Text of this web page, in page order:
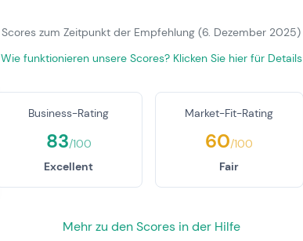
Scores zum Zeitpunkt der Empfehlung (6. Dezember 2025)
Wie funktionieren unsere Scores? Klicken Sie hier für Details
Business-Rating
83/100
Excellent
Market-Fit-Rating
60/100
Fair
Mehr zu den Scores in der Hilfe